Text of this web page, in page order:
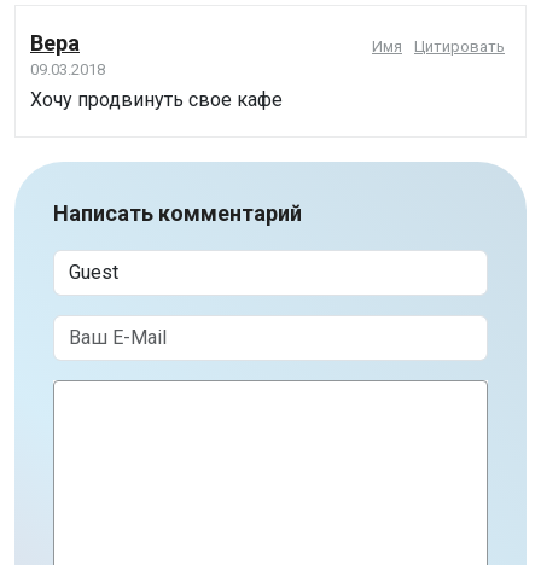
Вера
09.03.2018
Имя Цитировать
Хочу продвинуть свое кафе
Написать комментарий